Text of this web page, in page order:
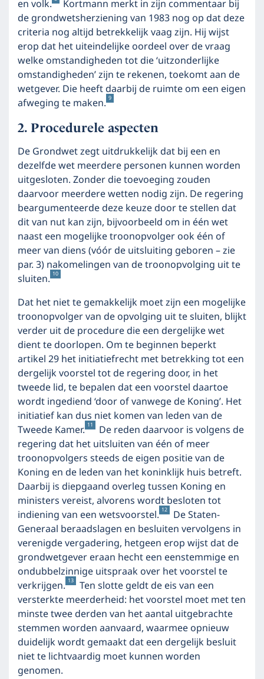
en volk.
Kortmann merkt in zijn commentaar bij
de grondwetsherziening van 1983 nog op dat deze
criteria nog altijd betrekkelijk vaag zijn. Hij wijst
erop dat het uiteindelijke oordeel over de vraag
welke omstandigheden tot die ‘uitzonderlijke
omstandigheden’ zijn te rekenen, toekomt aan de
wetgever. Die heeft daarbij de ruimte om een eigen
afweging te maken. 9
Procedurele aspecten
De Grondwet zegt uitdrukkelijk dat bij een en
dezelfde wet meerdere personen kunnen worden
uitgesloten. Zonder die toevoeging zouden
daarvoor meerdere wetten nodig zijn. De regering
beargumenteerde deze keuze door te stellen dat
dit van nut kan zijn, bijvoorbeeld om in één wet
naast een mogelijke troonopvolger ook één of
meer van diens (vóór de uitsluiting geboren – zie
par. 3) nakomelingen van de troonopvolging uit te
sluiten. 10
Dat het niet te gemakkelijk moet zijn een mogelijke
troonopvolger van de opvolging uit te sluiten, blijkt
verder uit de procedure die een dergelijke wet
dient te doorlopen. Om te beginnen beperkt
artikel 29 het initiatiefrecht met betrekking tot een
dergelijk voorstel tot de regering door, in het
tweede lid, te bepalen dat een voorstel daartoe
wordt ingediend ‘door of vanwege de Koning’. Het
initiatief kan dus niet komen van leden van de
Tweede Kamer. 11
De reden daarvoor is volgens de
regering dat het uitsluiten van één of meer
troonopvolgers steeds de eigen positie van de
Koning en de leden van het koninklijk huis betreft.
Daarbij is diepgaand overleg tussen Koning en
ministers vereist, alvorens wordt besloten tot
indiening van een wetsvoorstel. 12
De Staten-
Generaal beraadslagen en besluiten vervolgens in
verenigde vergadering, hetgeen erop wijst dat de
grondwetgever eraan hecht een eenstemmige en
ondubbelzinnige uitspraak over het voorstel te
verkrijgen. 13
Ten slotte geldt de eis van een
versterkte meerderheid: het voorstel moet met ten
minste twee derden van het aantal uitgebrachte
stemmen worden aanvaard, waarmee opnieuw
duidelijk wordt gemaakt dat een dergelijk besluit
niet te lichtvaardig moet kunnen worden
genomen.